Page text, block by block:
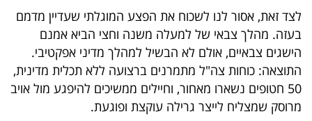
שיתופי
פעולה
לצד זאת, אסור לנו לשכוח את הפצע המוגלתי שעדיין מדמם
בעזה. מהלך צבאי של למעלה משנה וחצי הביא אמנם
הישגים צבאיים, אולם לא הבשיל למהלך מדיני אפקטיבי.
התוצאה: כוחות צה"ל מתמרנים ברצועה ללא תכלית מדינית,
50 חטופים נשארו מאחור, וחיילים ממשיכים להיפגע מול אויב
מרוסק שמצליח לייצר גרילה עוקצת ופוגעת.